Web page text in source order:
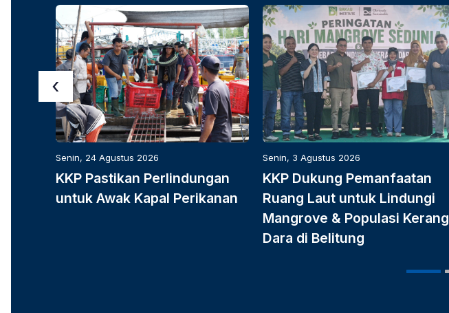
Senin, 24 Agustus 2026
KKP Pastikan Perlindungan
untuk Awak Kapal Perikanan
Senin, 3 Agustus 2026
KKP Dukung Pemanfaatan
Ruang Laut untuk Lindungi
Mangrove & Populasi Kerang
Dara di Belitung
‹